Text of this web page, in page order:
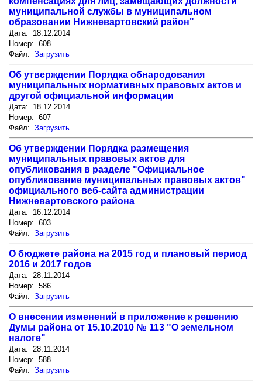
муниципальной службы в муниципальном
образовании Нижневартовский район"
Дата: 18.12.2014
Номер: 608
Файл: Загрузить
Об утверждении Порядка обнародования
муниципальных нормативных правовых актов и
другой официальной информации
Дата: 18.12.2014
Номер: 607
Файл: Загрузить
Об утверждении Порядка размещения
муниципальных правовых актов для
опубликования в разделе "Официальное
опубликование муниципальных правовых актов"
официального веб-сайта администрации
Нижневартовского района
Дата: 16.12.2014
Номер: 603
Файл: Загрузить
О бюджете района на 2015 год и плановый период
2016 и 2017 годов
Дата: 28.11.2014
Номер: 586
Файл: Загрузить
О внесении изменений в приложение к решению
Думы района от 15.10.2010 № 113 "О земельном
налоге"
Дата: 28.11.2014
Номер: 588
Файл: Загрузить